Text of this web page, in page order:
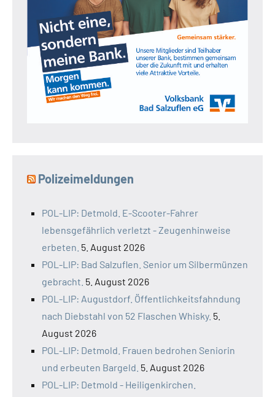
Polizeimeldungen
POL-LIP: Detmold. E-Scooter-Fahrer
lebensgefährlich verletzt - Zeugenhinweise
erbeten. 5. August 2026
POL-LIP: Bad Salzuflen. Senior um Silbermünzen
gebracht. 5. August 2026
POL-LIP: Augustdorf. Öffentlichkeitsfahndung
nach Diebstahl von 52 Flaschen Whisky. 5.
August 2026
POL-LIP: Detmold. Frauen bedrohen Seniorin
und erbeuten Bargeld. 5. August 2026
POL-LIP: Detmold - Heiligenkirchen.